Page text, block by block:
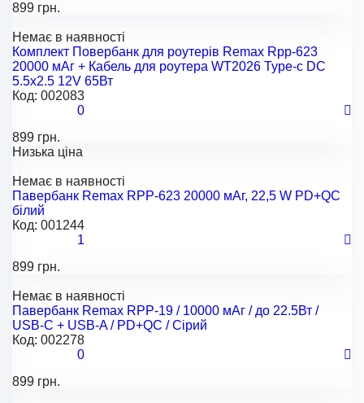
899 грн.
Немає в наявності
Комплект Повербанк для роутерів Remax Rpp-623
20000 мАг + Кабель для роутера WT2026 Type-c DC
5.5x2.5 12V 65Вт
Код: 002083
0
899 грн.
Низька ціна
Немає в наявності
Павербанк Remax RPP-623 20000 мАг, 22,5 W PD+QC
білий
Код: 001244
1
899 грн.
Немає в наявності
Павербанк Remax RPP-19 / 10000 мАг / до 22.5Вт /
USB-C + USB-A / PD+QC / Сірий
Код: 002278
0
899 грн.